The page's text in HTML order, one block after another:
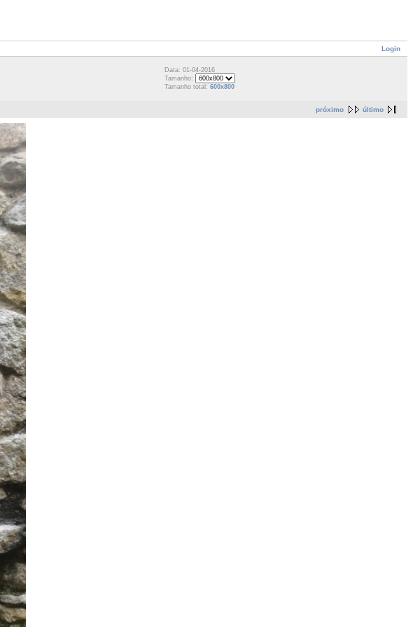
Login
Data: 01-04-2016
Tamanho:
Tamanho total: 600x800
próximo último